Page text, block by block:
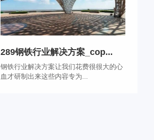
289钢铁行业解决方案_cop...
钢铁行业解决方案让我们花费很很大的心
血才研制出来这些内容专为...